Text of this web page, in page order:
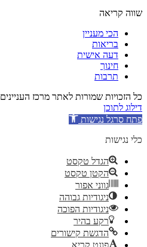
שווה קריאה
הכי מעניין
בריאות
דעה אישית
חינוך
תרבות
כל הזכויות שמורות לאתר מרכז העניינים 2024
דילוג לתוכן
פתח סרגל נגישות
כלי נגישות
הגדל טקסט
הקטן טקסט
גווני אפור
ניגודיות גבוהה
ניגודיות הפוכה
רקע בהיר
הדגשת קישורים